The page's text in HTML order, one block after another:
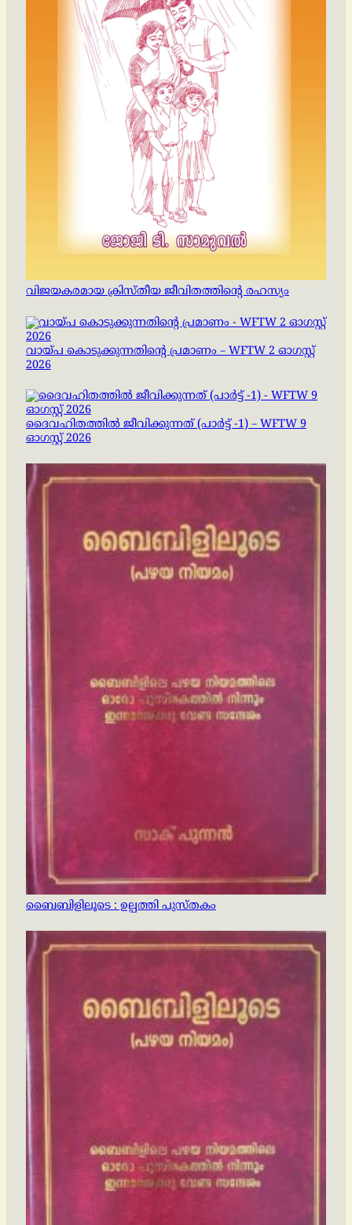
വിജയകരമായ ക്രിസ്തീയ ജീവിതത്തിന്റെ രഹസ്യം
വായ്പ കൊടുക്കുന്നതിന്റെ പ്രമാണം – WFTW 2 ഓഗസ്റ്റ്
2026
ദൈവഹിതത്തിൽ ജീവിക്കുന്നത് (പാർട്ട് -1) – WFTW 9
ഓഗസ്റ്റ് 2026
ബൈബിളിലൂടെ : ഉല്പത്തി പുസ്തകം